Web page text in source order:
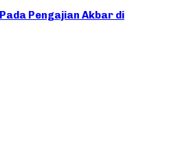
Pengajian Akbar di